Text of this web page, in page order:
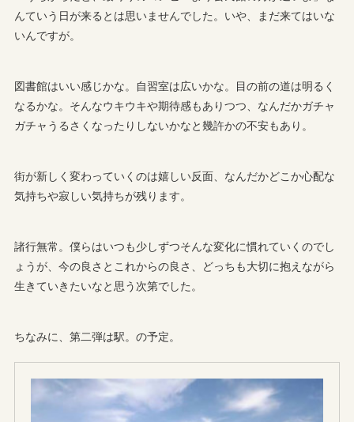
んていう日が来るとは思いませんでした。いや、まだ来てはいな
いんですが。
図書館はいい感じかな。自習室は広いかな。目の前の道は明るく
なるかな。そんなウキウキや期待感もありつつ、なんだかガチャ
ガチャうるさくなったりしないかなと幾許かの不安もあり。
街が新しく変わっていくのは嬉しい反面、なんだかどこか心配な
気持ちや寂しい気持ちが残ります。
諸行無常。僕らはいつも少しずつそんな変化に慣れていくのでし
ょうが、今の良さとこれからの良さ、どっちも大切に抱えながら
生きていきたいなと思う次第でした。
ちなみに、第二弾は駅。の予定。